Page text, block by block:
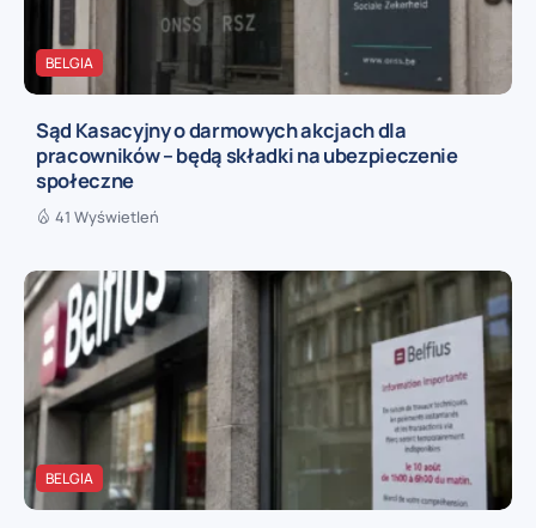
BELGIA
Sąd Kasacyjny o darmowych akcjach dla
pracowników – będą składki na ubezpieczenie
społeczne
41 Wyświetleń
BELGIA